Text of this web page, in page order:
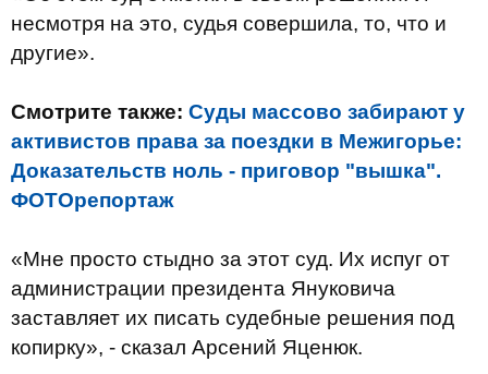
несмотря на это, судья совершила, то, что и
другие».
Смотрите также: Суды массово забирают у
активистов права за поездки в Межигорье:
Доказательств ноль - приговор "вышка".
ФОТОрепортаж
«Мне просто стыдно за этот суд. Их испуг от
администрации президента Януковича
заставляет их писать судебные решения под
копирку», - сказал Арсений Яценюк.